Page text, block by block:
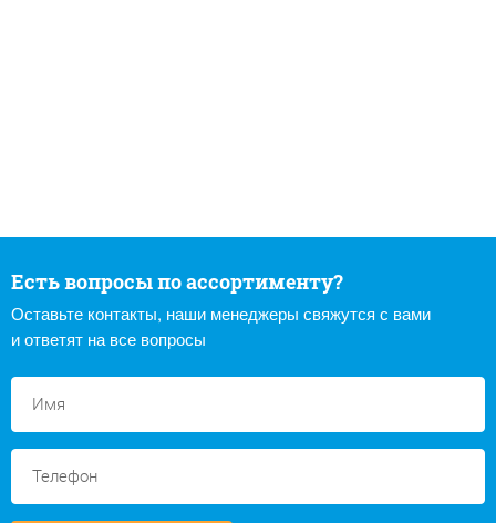
Есть вопросы по ассортименту?
Оставьте контакты, наши менеджеры свяжутся с вами
и ответят на все вопросы